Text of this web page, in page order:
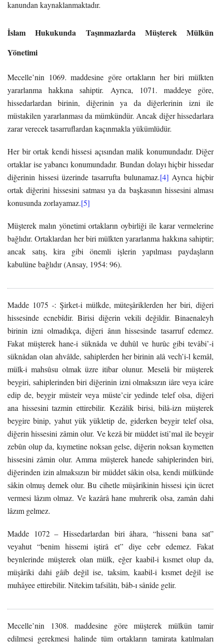
kanundan kaynaklanmaktadır.
İslam Hukukunda Taşınmazlarda Müşterek Mülkün
Yönetimi
Mecelle’nin 1069. maddesine göre ortakların her biri mülkten
yararlanma hakkına sahiptir. Ayrıca, 1071. maddeye göre,
hissedarlardan birinin, diğerinin ya da diğerlerinin izni ile
müstakilen yararlanması da mümkündür. Ancak diğer hissedarlara
zarar verecek tasarruflardan kaçınmakla yükümlüdür.
Her bir ortak kendi hissesi açısından malik konumundadır. Diğer
ortaklar ise yabancı konumundadır. Bundan dolayı hiçbir hissedar
diğerinin hissesi üzerinde tasarrufta bulunamaz.[4] Ayrıca hiçbir
ortak diğerini hissesini satması ya da başkasının hissesini alması
konusunda zorlayamaz.[5]
Müşterek malın yönetimi ortakların oybirliği ile karar vermelerine
bağlıdır. Ortaklardan her biri mülkten yararlanma hakkına sahiptir;
ancak satış, kira gibi önemli işlerin yapılması paydaşların
kabulüne bağlıdır (Ansay, 1954: 96).
Madde 1075 -: Şirket-i mülkde, müteşâriklerden her biri, diğeri
hissesinde ecnebîdir. Birisi diğerin vekili değildir. Binaenaleyh
birinin izni olmadıkça, diğeri ânın hissesinde tasarruf edemez.
Fakat müşterek hane-i süknâda ve duhûl ve hurûc gibi tevâbi’-i
süknâdan olan ahvâlde, sahiplerden her birinin alâ vech’i-l kemâl,
mülk-i mahsûsu olmak üzre itibar olunur. Meselâ bir müşterek
beygiri, sahiplerinden biri diğerinin izni olmaksızın iâre veya icâre
edip de, beygir müsteîr veya müste’cir yedinde telef olsa, diğeri
ana hissesini tazmin ettirebilir. Kezâlik birisi, bilâ-izn müşterek
beygire binip, yahut yük yükletip de, giderken beygir telef olsa,
diğerin hissesini zâmin olur. Ve kezâ bir müddet isti’mal ile beygir
zebûn olup da, kıymetine noksan gelse, diğerin noksan kıymetten
hissesini zâmin olur. Amma müşterek hanede sahiplerinden biri,
diğerinden izin almaksızın bir müddet sâkin olsa, kendi mülkünde
sâkin olmuş demek olur. Bu cihetle müşârikinin hissesi için ücret
vermesi lâzım olmaz. Ve kazârâ hane muhrerik olsa, zamân dahi
lâzım gelmez.
Madde 1072 – Hissedarlardan biri âhara, “hisseni bana sat”
veyahut “benim hissemi iştirâ et” diye cebr edemez. Fakat
beynlerinde müşterek olan mülk, eğer kaabil-i kısmet olup da,
müşâriki dahi gâib değil ise, taksim, kaabil-i kısmet değil ise
muhâyee ettirebilir. Nitekim tafsilâtı, bâb-ı sânîde gelir.
Mecelle’nin 1308. maddesine göre müşterek mülkün tamir
edilmesi gerekmesi halinde tüm ortakların tamirata katılmaları